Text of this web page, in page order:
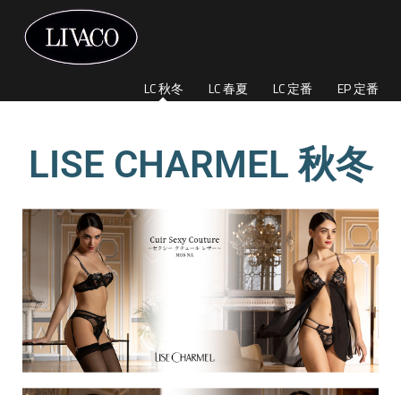
LC 秋冬 LC 春夏 LC 定番 EP 定番
LISE CHARMEL 秋冬